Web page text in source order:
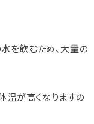
を飲むため、大量の
温が高くなりますの